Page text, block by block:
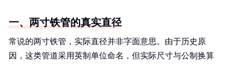
一、两寸铁管的真实直径
常说的两寸铁管，实际直径并非字面意思。由于历史原
因，这类管道采用英制单位命名，但实际尺寸与公制换算